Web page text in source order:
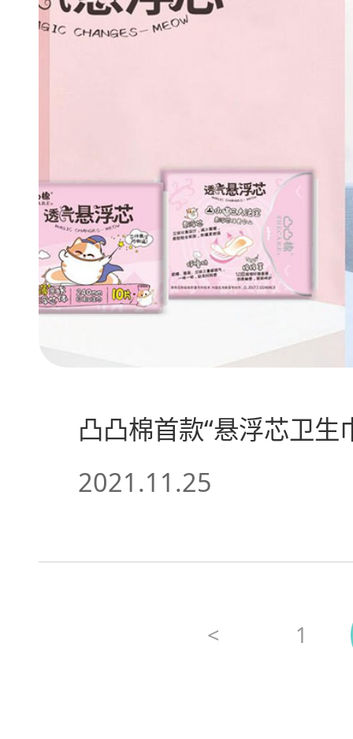
凸凸棉首款“悬浮芯卫
2021.11.25
< 1